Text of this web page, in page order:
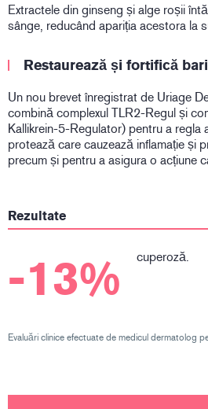
Extractele din ginseng și alge roșii
sânge, reducând apariția acestora la
Restaurează și fortifică
Un nou brevet înregistrat de Uriage
combină complexul TLR2-Regul și
Kallikrein-5-Regulator) pentru a regla
protează care cauzează inflamație și
precum și pentru a asigura o acțiune
Rezultate
-13% cuperoză.
Evaluări clinice efectuate de medicul dermatolog